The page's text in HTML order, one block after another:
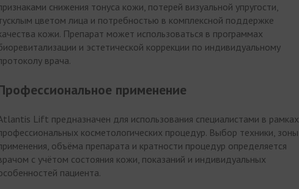
снижения тонуса кожи, потерей визуальной упругости,
цветом лица и потребностью в комплексной поддержке
кожи. Препарат может использоваться в программах
и эстетической коррекции по индивидуальному
врача.
применение
Lift предназначен для использования специалистами в рамках
косметологических процедур. Выбор техники, зоны
объёма препарата и кратности процедур определяется
с учётом состояния кожи, показаний и индивидуальных
пациента.